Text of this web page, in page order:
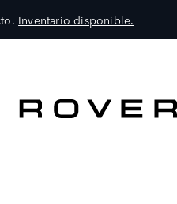
Inventario disponible.